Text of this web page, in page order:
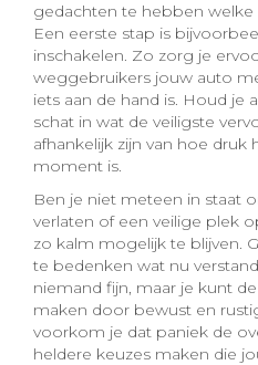
gedachten te hebben
Een eerste stap is
inschakelen. Zo zorg je
weggebruikers jouw auto
iets aan de hand is. Houd je
schat in wat de veiligste
afhankelijk zijn van hoe druk
moment is.
Ben je niet meteen in staat
verlaten of een veilige plek
zo kalm mogelijk te blijven.
te bedenken wat nu
niemand fijn, maar je kunt
maken door bewust en
voorkom je dat paniek de
heldere keuzes maken die